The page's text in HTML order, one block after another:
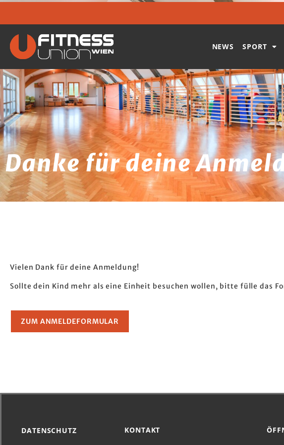
ÖFFNUNGSZEITEN:MO-FR:6:30-22:00
NEWS
SPORT
Danke für deine
Vielen Dank für deine Anmeldung!
Sollte dein Kind mehr als eine Einheit besuchen wollen, bitte fülle das
ZUM ANMELDEFORMULAR
DATENSCHUTZ KONTAKT